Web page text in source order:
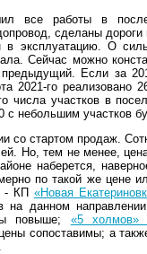
все работы в
сделаны
в эксплуатацию. О
Сейчас можно
Если за
2021-го реализовано
числа участков в
с небольшим участков
со стартом продаж.
Но, тем не менее,
наберется,
по такой же цене
- КП «Новая
на данном
повыше; «5 холмов»
сопоставимы; а